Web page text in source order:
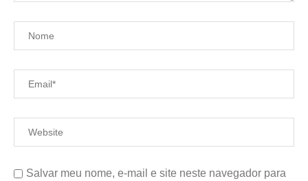
Salvar meu nome, e-mail e site neste navegador para